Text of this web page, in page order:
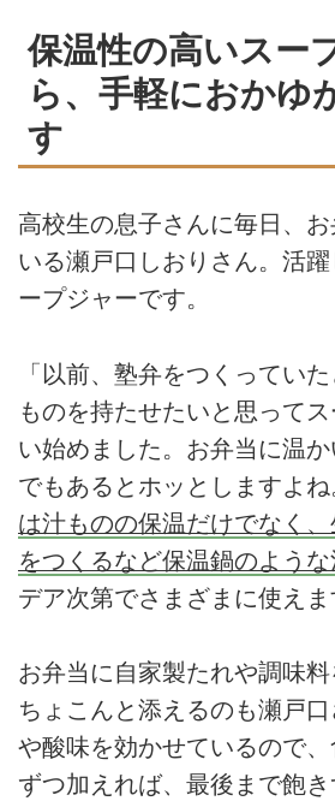
保温性の高いスー
ら、手軽におかゆ
す
高校生の息子さんに毎日、
いる瀬戸口しおりさん。活
ープジャーです。
「以前、塾弁をつくってい
ものを持たせたいと思って
い始めました。お弁当に温
でもあるとホッとしますよね
は汁ものの保温だけでなく
をつくるなど保温鍋のような
デア次第でさまざまに使えま
お弁当に自家製たれや調味
ちょこんと添えるのも瀬戸
や酸味を効かせているので
ずつ加えれば、最後まで飽